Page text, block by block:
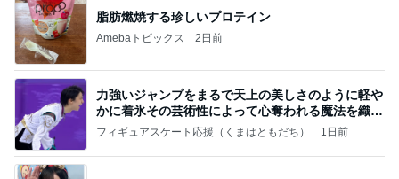
脂肪燃焼する珍しいプロテイン
Amebaトピックス 2日前
力強いジャンプをまるで天上の美しさのように軽や
かに着氷その芸術性によって心奪われる魔法を織り
なす
フィギュアスケート応援（くまはともだち） 1日前